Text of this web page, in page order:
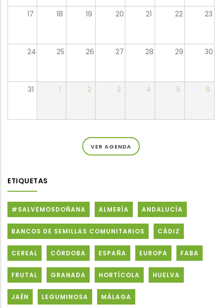
17 18 19 20 21 22 23
24 25 26 27 28 29 30
31 1 2 3 4 5 6
VER AGENDA
ETIQUETAS
#SALVEMOSDOÑANA ALMERÍA ANDALUCÍA
BANCOS DE SEMILLAS COMUNITARIOS CÁDIZ
CEREAL CÓRDOBA ESPAÑA EUROPA FABA
FRUTAL GRANADA HORTÍCOLA HUELVA
JAÉN LEGUMINOSA MÁLAGA